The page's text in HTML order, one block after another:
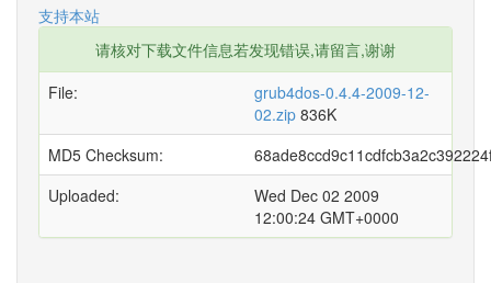
支持本站
请核对下载文件信息若发现错误,请留言,谢谢
File:
grub4dos-0.4.4-2009-12-
02.zip 836K
MD5 Checksum:
Uploaded:
Wed Dec 02 2009
12:00:24 GMT+0000